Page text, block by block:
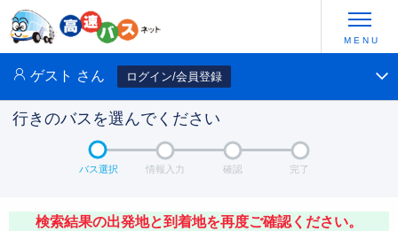
ゲスト さん ログイン/会員登録
行きのバスを選んでください
バス選択 情報入力 確認 完了
検索結果の出発地と到着地を再度ご確認ください。